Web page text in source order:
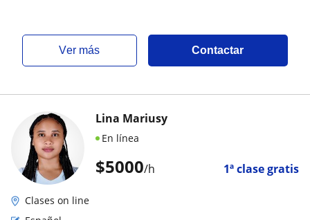
ver más Contactar
$5000/h 1ª clase gratis
Lina Mariusy
En línea
Clases on line